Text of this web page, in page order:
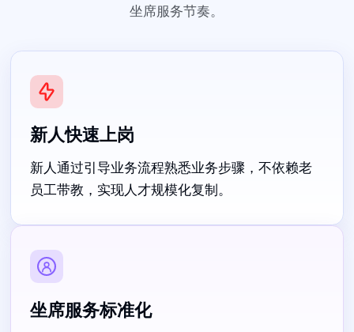
坐席服务节奏。
新人快速上岗
新人通过引导业务流程熟悉业务步骤，不依赖老
员工带教，实现人才规模化复制。
坐席服务标准化